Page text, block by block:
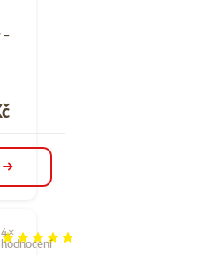
-
detail
počet hodnocení: 4
4×
hodnocení